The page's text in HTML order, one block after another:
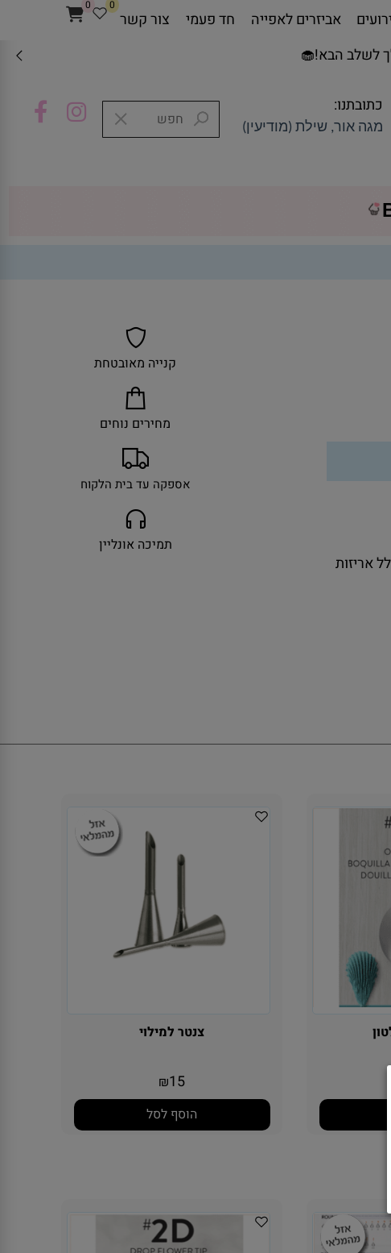
לשלב הבא!🧁
כתובתנו:
מגה אור, שילת (מודיעין)
0 0
אביזרים לאפייה חד פעמי צור קשר
450 ₪ *לא כולל אריזות
קנייה מאובטחת
מחירים נוחים
אספקה עד בית הלקוח
תמיכה אונליין
צנטר למילוי
₪ 15
הוסף לסל